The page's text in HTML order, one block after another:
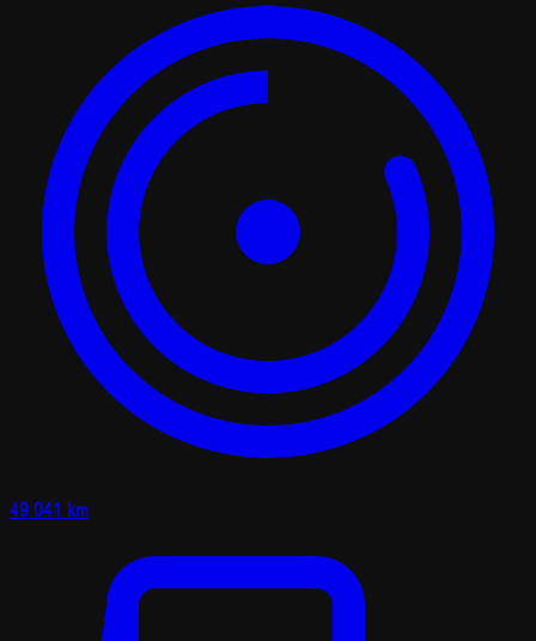
49 041 km